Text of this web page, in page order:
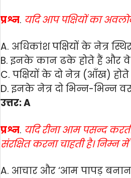
प्रश्न. यदि आप पक्षियों का
A. अधिकांश पक्षियों के नेत्र
B. इनके कान ढके होते हैं और
C. पक्षियों के दो नेत्र (आँख)
D. इनके नेत्र दो भिन्न-
उत्तर: A
प्रश्न. यदि रीना आम पसन्द
संरक्षित करना चाहती है।
A. आचार और ‘आम पापड़